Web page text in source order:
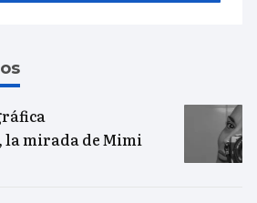
la mirada de Mimi